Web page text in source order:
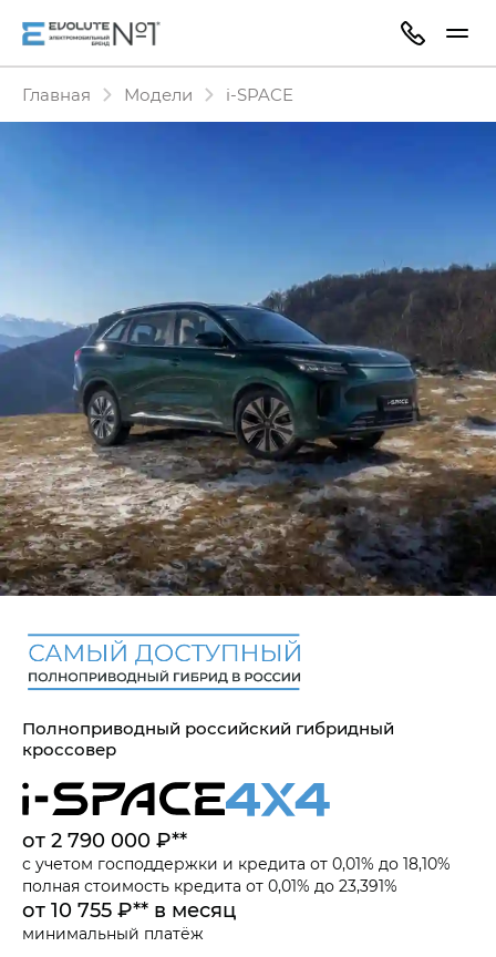
Главная Модели i‑SPACE
Полноприводный российский гибридный
кроссовер
от 2 790 000 ₽**
с учетом господдержки и кредита от 0,01% до 18,10%
полная стоимость кредита от 0,01% до 23,391%
от 10 755 ₽** в месяц
минимальный платёж